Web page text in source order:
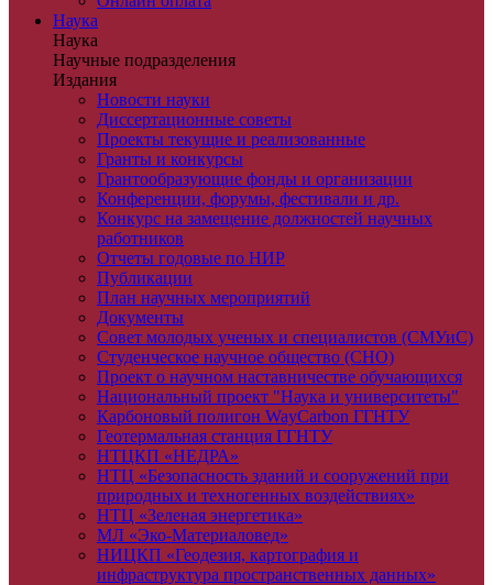
Наука
Наука
Научные подразделения
Издания
Новости науки
Диссертационные советы
Проекты текущие и реализованные
Гранты и конкурсы
Грантообразующие фонды и организации
Конференции, форумы, фестивали и др.
Конкурс на замещение должностей научных
работников
Отчеты годовые по НИР
Публикации
План научныx мероприятий
Документы
Совет молодых ученых и специалистов (СМУиС)
Студенческое научное общество (СНО)
Проект о научном наставничестве обучающихся
Национальный проект "Наука и университеты"
Карбоновый полигон WayCarbon ГГНТУ
Геотермальная станция ГГНТУ
НТЦКП «НЕДРА»
НТЦ «Безопасность зданий и сооружений при
природных и техногенных воздействиях»
НТЦ «Зеленая энергетика»
МЛ «Эко-Материаловед»
НИЦКП «Геодезия, картография и
инфраструктура пространственных данных»